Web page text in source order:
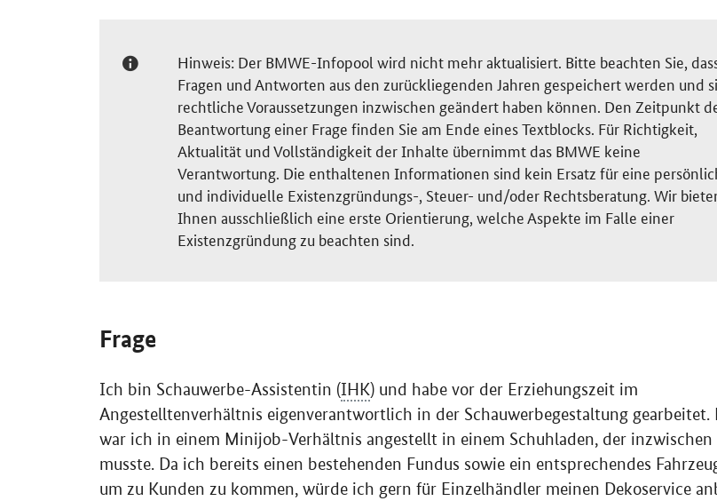
Hinweis: Der BMWE-Infopool wird nicht mehr aktualisiert. Bitte beachten Sie,
Fragen und Antworten aus den zurückliegenden Jahren gespeichert werden und
rechtliche Voraussetzungen inzwischen geändert haben können. Den Zeitpunkt
Beantwortung einer Frage finden Sie am Ende eines Textblocks. Für Richtigkeit,
Aktualität und Vollständigkeit der Inhalte übernimmt das BMWE keine
Verantwortung. Die enthaltenen Informationen sind kein Ersatz für eine
und individuelle Existenzgründungs-, Steuer- und/oder Rechtsberatung. Wir
Ihnen ausschließlich eine erste Orientierung, welche Aspekte im Falle einer
Existenzgründung zu beachten sind.
Frage
Ich bin Schauwerbe-Assistentin (IHK) und habe vor der Erziehungszeit im
Angestelltenverhältnis eigenverantwortlich in der Schauwerbegestaltung gearbeitet.
war ich in einem Minijob-Verhältnis angestellt in einem Schuhladen, der inzwischen
musste. Da ich bereits einen bestehenden Fundus sowie ein entsprechendes
um zu Kunden zu kommen, würde ich gern für Einzelhändler meinen Dekoservice